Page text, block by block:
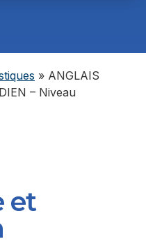
» ANGLAIS
– Niveau
et